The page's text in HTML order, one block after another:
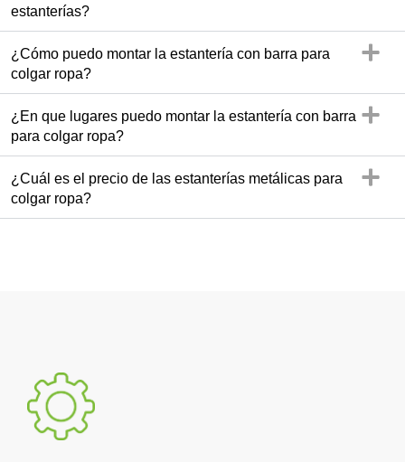
estanterías?
¿Cómo puedo montar la estantería con barra para
colgar ropa?
¿En que lugares puedo montar la estantería con barra
para colgar ropa?
¿Cuál es el precio de las estanterías metálicas para
colgar ropa?